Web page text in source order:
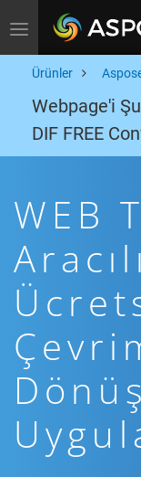
Toggle navigation
Ürünler
Webpage'i
DIF FREE
WEB